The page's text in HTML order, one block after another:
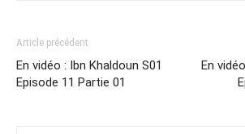
Article précédent
En vidéo : Ibn Khaldoun S01
Episode 11 Partie 01
En